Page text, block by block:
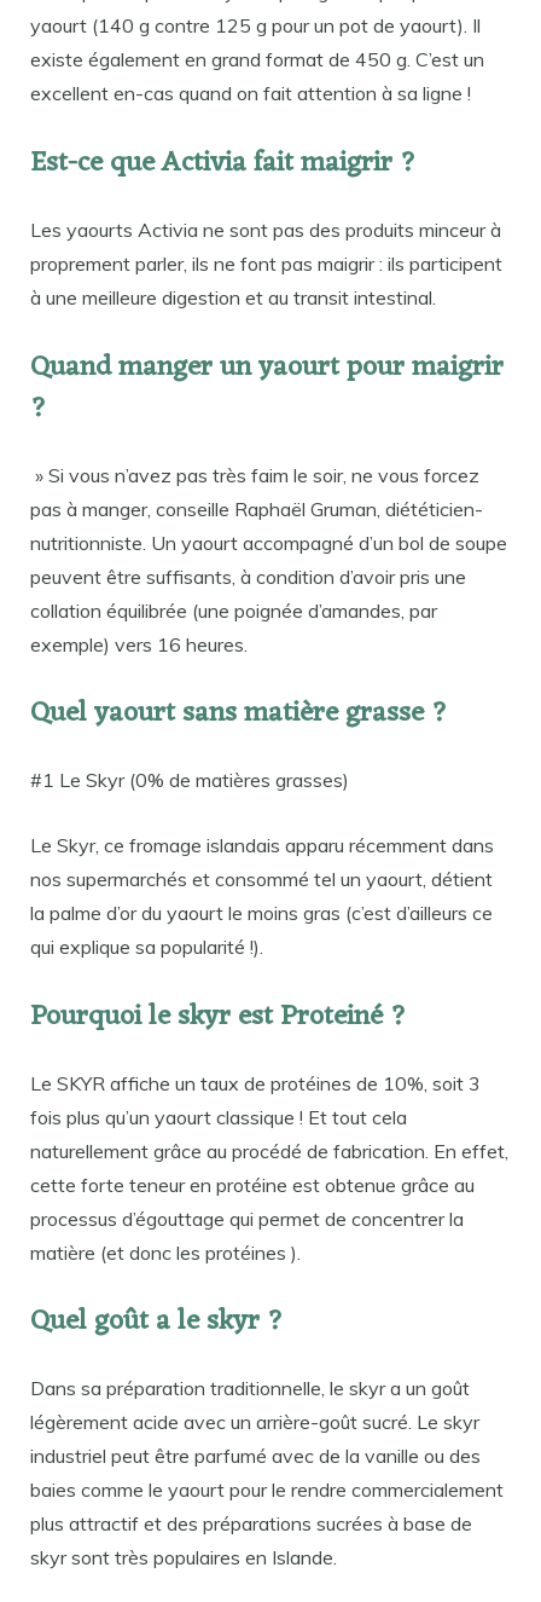
yaourt (140 g contre 125 g pour un pot de yaourt). Il
existe également en grand format de 450 g. C’est un
excellent en-cas quand on fait attention à sa ligne !
Est-ce que Activia fait maigrir ?
Les yaourts Activia ne sont pas des produits minceur à
proprement parler, ils ne font pas maigrir : ils participent
à une meilleure digestion et au transit intestinal.
Quand manger un yaourt pour maigrir
?
» Si vous n’avez pas très faim le soir, ne vous forcez
pas à manger, conseille Raphaël Gruman, diététicien-
nutritionniste. Un yaourt accompagné d’un bol de soupe
peuvent être suffisants, à condition d’avoir pris une
collation équilibrée (une poignée d’amandes, par
exemple) vers 16 heures.
Quel yaourt sans matière grasse ?
#1 Le Skyr (0% de matières grasses)
Le Skyr, ce fromage islandais apparu récemment dans
nos supermarchés et consommé tel un yaourt, détient
la palme d’or du yaourt le moins gras (c’est d’ailleurs ce
qui explique sa popularité !).
Pourquoi le skyr est Proteiné ?
Le SKYR affiche un taux de protéines de 10%, soit 3
fois plus qu’un yaourt classique ! Et tout cela
naturellement grâce au procédé de fabrication. En effet,
cette forte teneur en protéine est obtenue grâce au
processus d’égouttage qui permet de concentrer la
matière (et donc les protéines ).
Quel goût a le skyr ?
Dans sa préparation traditionnelle, le skyr a un goût
légèrement acide avec un arrière-goût sucré. Le skyr
industriel peut être parfumé avec de la vanille ou des
baies comme le yaourt pour le rendre commercialement
plus attractif et des préparations sucrées à base de
skyr sont très populaires en Islande.